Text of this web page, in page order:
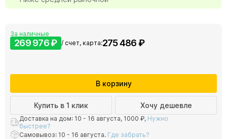
За наличные
269 976 ₽ / счет, карта:275 486 ₽
В корзину
Купить в 1 клик Хочу дешевле
Доставка на дом: 10 - 16 августа, 1000 ₽, Нужно
быстрее?
Самовывоз: 10 - 16 августа. Где забрать?